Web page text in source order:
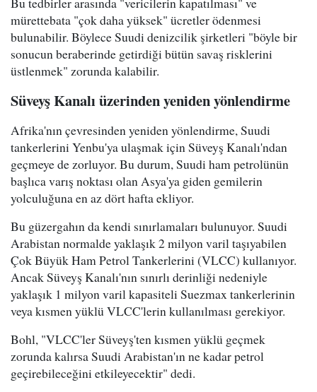
mürettebata "çok daha yüksek" ücretler ödenmesi
bulunabilir. Böylece Suudi denizcilik şirketleri "böyle bir
sonucun beraberinde getirdiği bütün savaş risklerini
üstlenmek" zorunda kalabilir.
Süveyş Kanalı üzerinden yeniden yönlendirme
Afrika'nın çevresinden yeniden yönlendirme, Suudi
tankerlerini Yenbu'ya ulaşmak için Süveyş Kanalı'ndan
geçmeye de zorluyor. Bu durum, Suudi ham petrolünün
başlıca varış noktası olan Asya'ya giden gemilerin
yolculuğuna en az dört hafta ekliyor.
Bu güzergahın da kendi sınırlamaları bulunuyor. Suudi
Arabistan normalde yaklaşık 2 milyon varil taşıyabilen
Çok Büyük Ham Petrol Tankerlerini (VLCC) kullanıyor.
Ancak Süveyş Kanalı'nın sınırlı derinliği nedeniyle
yaklaşık 1 milyon varil kapasiteli Suezmax tankerlerinin
veya kısmen yüklü VLCC'lerin kullanılması gerekiyor.
Bohl, "VLCC'ler Süveyş'ten kısmen yüklü geçmek
zorunda kalırsa Suudi Arabistan'ın ne kadar petrol
geçirebileceğini etkileyecektir" dedi.